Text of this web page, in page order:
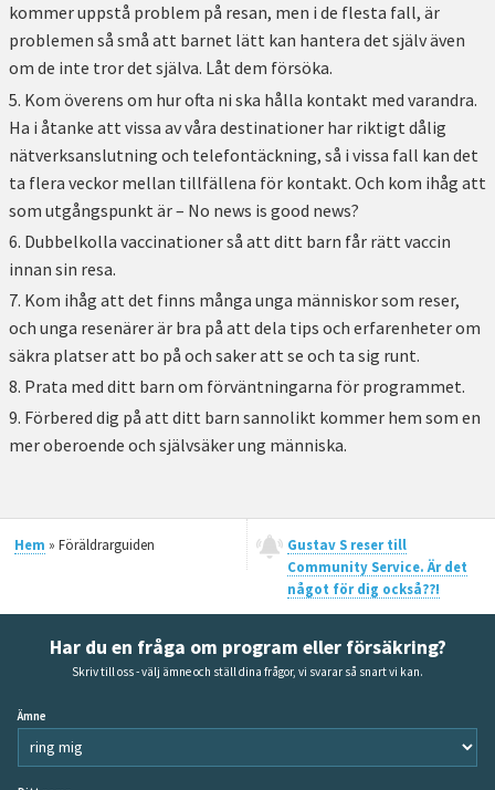
kommer uppstå problem på resan, men i de flesta fall, är
problemen så små att barnet lätt kan hantera det själv även
om de inte tror det själva. Låt dem försöka.
Kom överens om hur ofta ni ska hålla kontakt med varandra.
Ha i åtanke att vissa av våra destinationer har riktigt dålig
nätverksanslutning och telefontäckning, så i vissa fall kan det
ta flera veckor mellan tillfällena för kontakt. Och kom ihåg att
som utgångspunkt är – No news is good news?
Dubbelkolla vaccinationer så att ditt barn får rätt vaccin
innan sin resa.
Kom ihåg att det finns många unga människor som reser,
och unga resenärer är bra på att dela tips och erfarenheter om
säkra platser att bo på och saker att se och ta sig runt.
Prata med ditt barn om förväntningarna för programmet.
Förbered dig på att ditt barn sannolikt kommer hem som en
mer oberoende och självsäker ung människa.
Hem » Föräldrarguiden
Gustav S reser till
Community Service. Är det
något för dig också??!
Har du en fråga om program eller försäkring?
Skriv till oss - välj ämne och ställ dina frågor, vi svarar så snart vi kan.
Ämne